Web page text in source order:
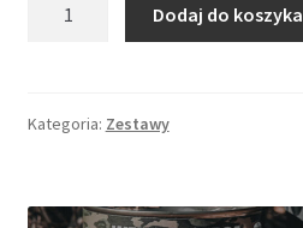
-
survivalowych
Dodaj do koszyka
Kategoria: Zestawy